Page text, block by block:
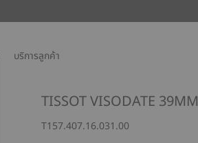
บริการลูกค้า
TISSOT VISODATE 39MM
T157.407.16.031.00